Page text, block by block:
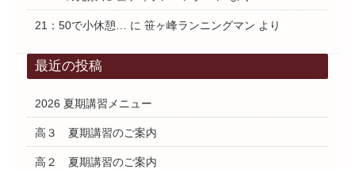
21：50で小休憩… に 笹ヶ峰ランニングマン より
最近の投稿
2026 夏期講習メニュー
高３ 夏期講習のご案内
高２ 夏期講習のご案内